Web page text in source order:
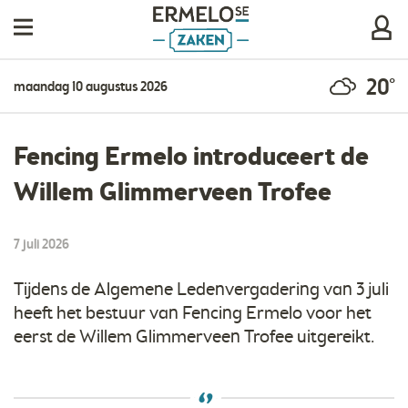
maandag 10 augustus 2026 20°
Fencing Ermelo introduceert de
Willem Glimmerveen Trofee
7 juli 2026
Tijdens de Algemene Ledenvergadering van 3 juli
heeft het bestuur van Fencing Ermelo voor het
eerst de Willem Glimmerveen Trofee uitgereikt.